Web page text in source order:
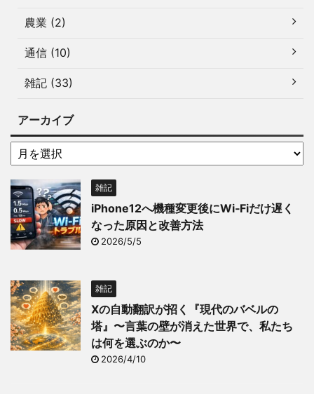
農業 (2)
通信 (10)
雑記 (33)
アーカイブ
雑記
iPhone12へ機種変更後にWi‑Fiだけ遅く
なった原因と改善方法
2026/5/5
雑記
Xの自動翻訳が招く『現代のバベルの
塔』〜言葉の壁が消えた世界で、私たち
は何を選ぶのか〜
2026/4/10